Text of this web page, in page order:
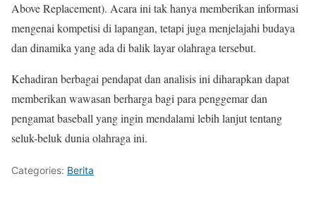
Above Replacement). Acara ini tak hanya memberikan informasi
mengenai kompetisi di lapangan, tetapi juga menjelajahi budaya
dan dinamika yang ada di balik layar olahraga tersebut.
Kehadiran berbagai pendapat dan analisis ini diharapkan dapat
memberikan wawasan berharga bagi para penggemar dan
pengamat baseball yang ingin mendalami lebih lanjut tentang
seluk-beluk dunia olahraga ini.
Categories: Berita